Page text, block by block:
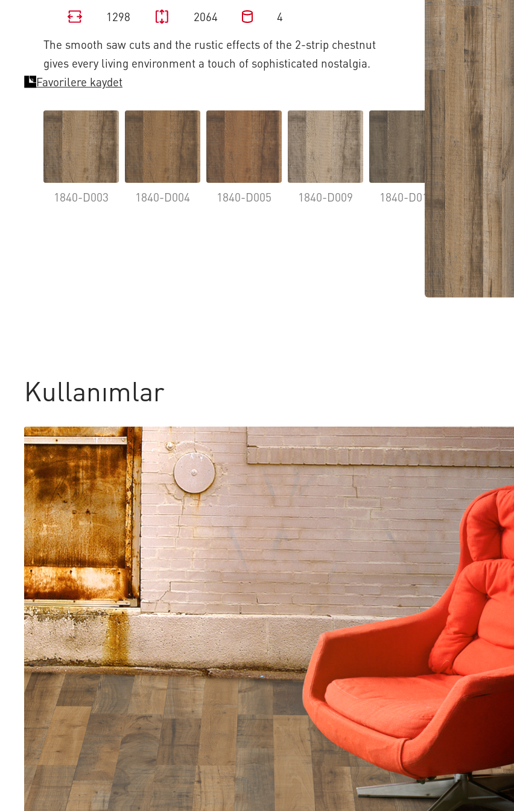
1298 2064
4
The smooth saw cuts and the rustic effects of the 2-strip chestnut
gives every living environment a touch of sophisticated nostalgia.
Favorilere kaydet
1840-D003 1840-D004 1840-D005 1840-D009 1840-D010 1840-D011
Kullanımlar